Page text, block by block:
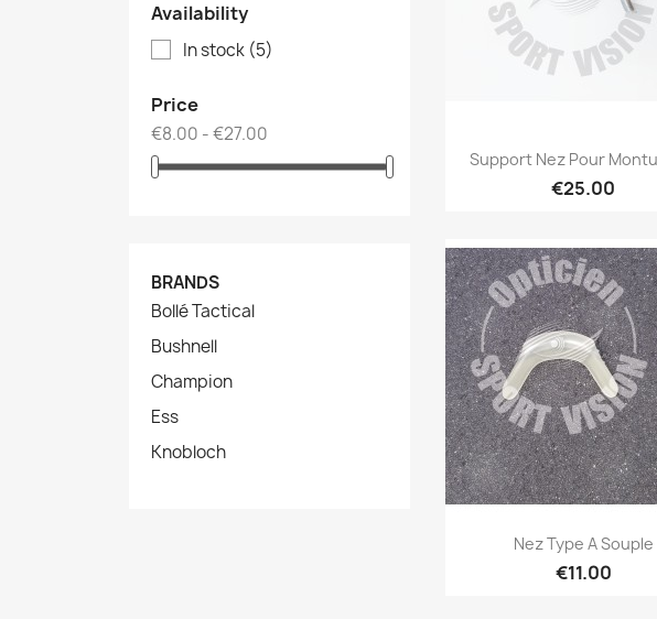
Availability
In stock (5)
Price
€8.00 - €27.00
BRANDS
Bollé Tactical
Bushnell
Champion
Ess
Knobloch
Quick view
Support Nez Pour
€25.00
Quick view
Nez Type A Souple
€11.00